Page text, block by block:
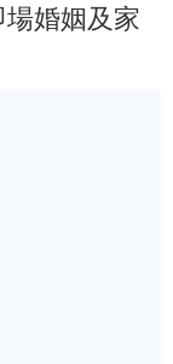
婚姻及家